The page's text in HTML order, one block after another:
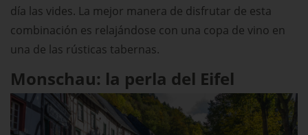
día las vides. La mejor manera de disfrutar de esta
combinación es relajándose con una copa de vino en
una de las rústicas tabernas.
Monschau: la perla del Eifel